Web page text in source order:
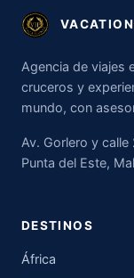
Agencia de viajes
cruceros y
mundo, con
Av. Gorlero y calle
Punta del Este,
DESTINOS
África